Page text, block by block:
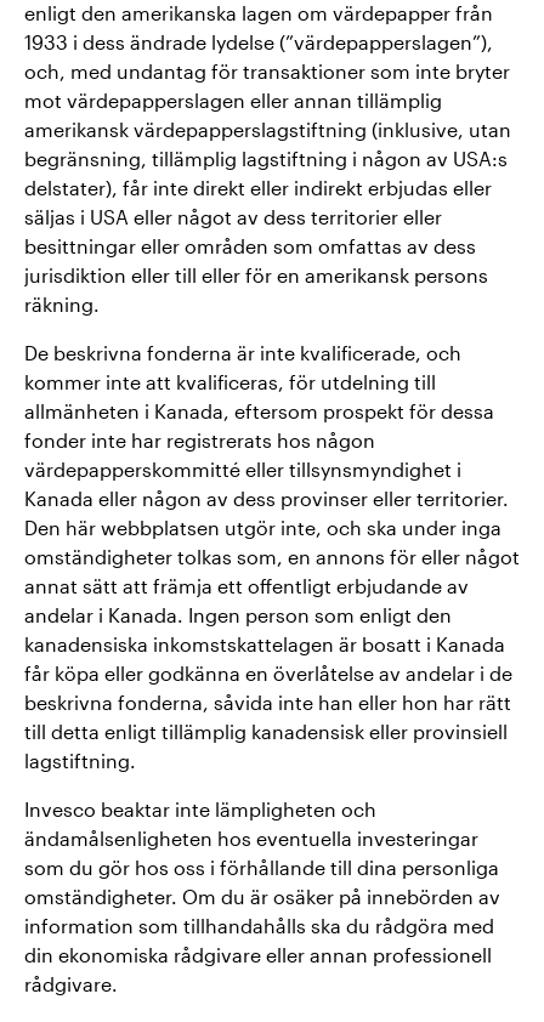
enligt den amerikanska lagen om värdepapper från
1933 i dess ändrade lydelse (”värdepapperslagen”),
och, med undantag för transaktioner som inte bryter
mot värdepapperslagen eller annan tillämplig
amerikansk värdepapperslagstiftning (inklusive, utan
begränsning, tillämplig lagstiftning i någon av USA:s
delstater), får inte direkt eller indirekt erbjudas eller
säljas i USA eller något av dess territorier eller
besittningar eller områden som omfattas av dess
jurisdiktion eller till eller för en amerikansk persons
räkning.
De beskrivna fonderna är inte kvalificerade, och
kommer inte att kvalificeras, för utdelning till
allmänheten i Kanada, eftersom prospekt för dessa
fonder inte har registrerats hos någon
värdepapperskommitté eller tillsynsmyndighet i
Kanada eller någon av dess provinser eller territorier.
Den här webbplatsen utgör inte, och ska under inga
omständigheter tolkas som, en annons för eller något
annat sätt att främja ett offentligt erbjudande av
andelar i Kanada. Ingen person som enligt den
kanadensiska inkomstskattelagen är bosatt i Kanada
får köpa eller godkänna en överlåtelse av andelar i de
beskrivna fonderna, såvida inte han eller hon har rätt
till detta enligt tillämplig kanadensisk eller provinsiell
lagstiftning.
Invesco beaktar inte lämpligheten och
ändamålsenligheten hos eventuella investeringar
som du gör hos oss i förhållande till dina personliga
omständigheter. Om du är osäker på innebörden av
information som tillhandahålls ska du rådgöra med
din ekonomiska rådgivare eller annan professionell
rådgivare.